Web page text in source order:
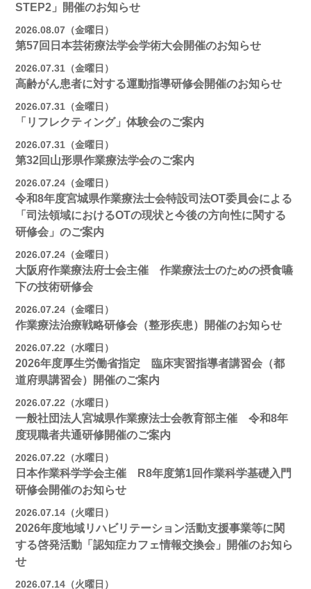
STEP2」開催のお知らせ
2026.08.07（金曜日）
第57回日本芸術療法学会学術大会開催のお知らせ
2026.07.31（金曜日）
高齢がん患者に対する運動指導研修会開催のお知らせ
2026.07.31（金曜日）
「リフレクティング」体験会のご案内
2026.07.31（金曜日）
第32回山形県作業療法学会のご案内
2026.07.24（金曜日）
令和8年度宮城県作業療法士会特設司法OT委員会による
「司法領域におけるOTの現状と今後の方向性に関する
研修会」のご案内
2026.07.24（金曜日）
大阪府作業療法府士会主催 作業療法士のための摂食嚥
下の技術研修会
2026.07.24（金曜日）
作業療法治療戦略研修会（整形疾患）開催のお知らせ
2026.07.22（水曜日）
2026年度厚生労働省指定 臨床実習指導者講習会（都
道府県講習会）開催のご案内
2026.07.22（水曜日）
一般社団法人宮城県作業療法士会教育部主催 令和8年
度現職者共通研修開催のご案内
2026.07.22（水曜日）
日本作業科学学会主催 R8年度第1回作業科学基礎入門
研修会開催のお知らせ
2026.07.14（火曜日）
2026年度地域リハビリテーション活動支援事業等に関
する啓発活動「認知症カフェ情報交換会」開催のお知ら
せ
2026.07.14（火曜日）